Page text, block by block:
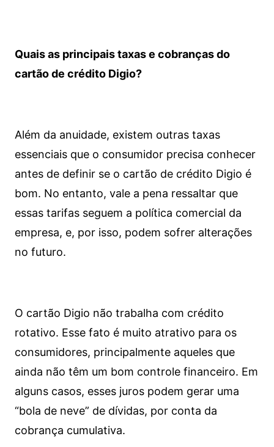
Quais as principais taxas e cobranças do
cartão de crédito Digio?
Além da anuidade, existem outras taxas
essenciais que o consumidor precisa conhecer
antes de definir se o cartão de crédito Digio é
bom. No entanto, vale a pena ressaltar que
essas tarifas seguem a política comercial da
empresa, e, por isso, podem sofrer alterações
no futuro.
O cartão Digio não trabalha com crédito
rotativo. Esse fato é muito atrativo para os
consumidores, principalmente aqueles que
ainda não têm um bom controle financeiro. Em
alguns casos, esses juros podem gerar uma
“bola de neve” de dívidas, por conta da
cobrança cumulativa.